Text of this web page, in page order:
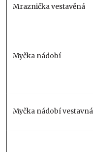
Mraznička vestavěná
Myčka nádobí
Myčka nádobí vestavná